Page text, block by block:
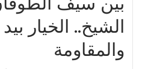
الشيخ.. الخيار
والمقاومة